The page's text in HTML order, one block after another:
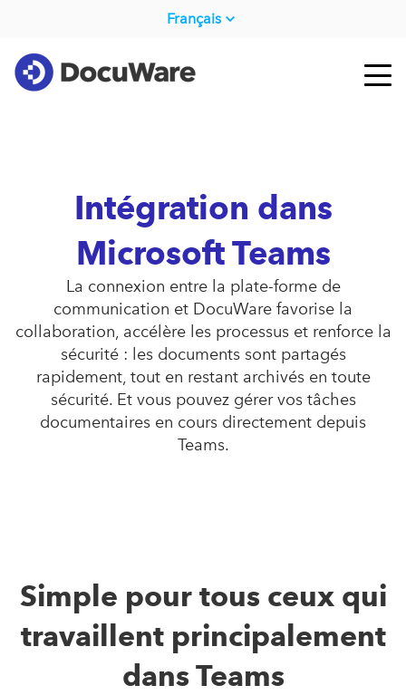
Français
Intégration dans
Microsoft Teams
La connexion entre la plate-forme de
communication et DocuWare favorise la
collaboration, accélère les processus et renforce la
sécurité : les documents sont partagés
rapidement, tout en restant archivés en toute
sécurité. Et vous pouvez gérer vos tâches
documentaires en cours directement depuis
Teams.
Simple pour tous ceux qui
travaillent principalement
dans Teams